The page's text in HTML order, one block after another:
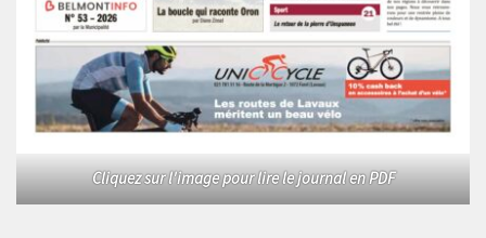
Cliquez sur l'image pour lire le journal en PDF